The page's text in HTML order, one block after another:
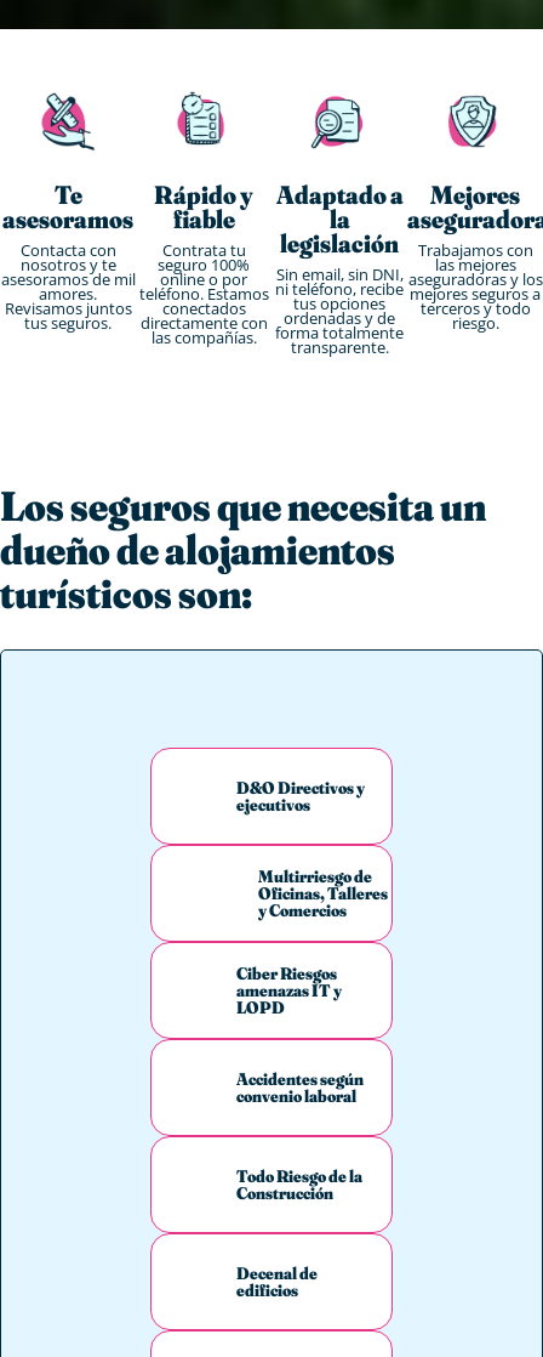
Te
asesoramos
Contacta con
nosotros y te
asesoramos de mil
amores.
Revisamos juntos
tus seguros.
Rápido y
fiable
Contrata tu
seguro 100%
online o por
teléfono. Estamos
conectados
directamente con
las compañías.
Adaptado a
la
legislación
Sin email, sin DNI,
ni teléfono, recibe
tus opciones
ordenadas y de
forma totalmente
transparente.
Mejores
Trabajamos con
las mejores
aseguradoras y los
mejores seguros a
terceros y todo
riesgo.
Los seguros que necesita un
dueño de alojamientos
turísticos son:
D&O Directivos y
ejecutivos
Multirriesgo de
Oficinas, Talleres
y Comercios
Ciber Riesgos
amenazas IT y
LOPD
Accidentes según
convenio laboral
Todo Riesgo de la
Construcción
Decenal de
edificios